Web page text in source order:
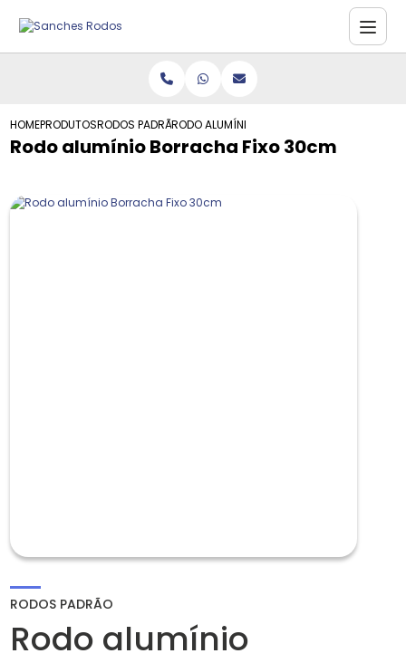
HOMEPRODUTOSRODOS PADRÃORODO ALUMÍNIO BORRACHA FIXO 30CM
Rodo alumínio Borracha Fixo 30cm
RODOS PADRÃO
Rodo alumínio